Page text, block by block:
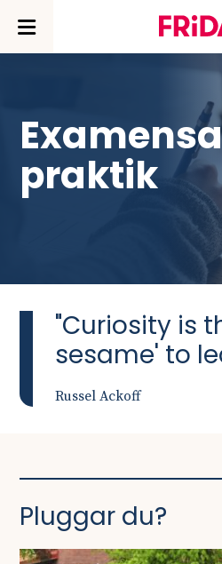
praktik
"Curiosity is
sesame' to
Russel Ackoff
Pluggar du?